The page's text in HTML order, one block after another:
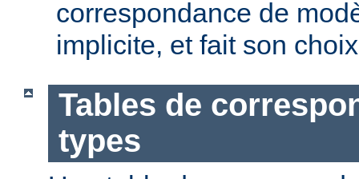
correspondance de
implicite, et fait son
Tables de
types